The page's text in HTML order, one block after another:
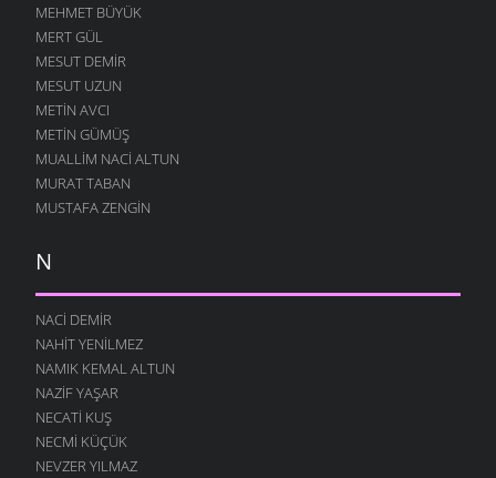
MEHMET BÜYÜK
MERT GÜL
MESUT DEMIR
MESUT UZUN
METIN AVCI
METIN GÜMÜŞ
MUALLIM NACI ALTUN
MURAT TABAN
MUSTAFA ZENGIN
N
NACI DEMIR
NAHIT YENILMEZ
NAMIK KEMAL ALTUN
NAZIF YAŞAR
NECATI KUŞ
NECMI KÜÇÜK
NEVZER YILMAZ